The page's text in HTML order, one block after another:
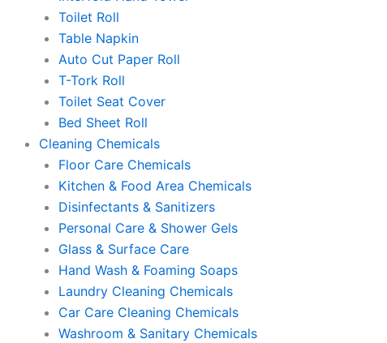
Toilet Roll
Table Napkin
Auto Cut Paper Roll
T-Tork Roll
Toilet Seat Cover
Bed Sheet Roll
Cleaning Chemicals
Floor Care Chemicals
Kitchen & Food Area Chemicals
Disinfectants & Sanitizers
Personal Care & Shower Gels
Glass & Surface Care
Hand Wash & Foaming Soaps
Laundry Cleaning Chemicals
Car Care Cleaning Chemicals
Washroom & Sanitary Chemicals